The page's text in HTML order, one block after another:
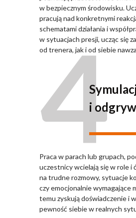
w bezpiecznym środowisku.
pracują nad konkretnymi
schematami działania i
w sytuacjach presji, ucząc się
od trenera, jak i od siebie
4
i
Praca w parach lub grupach,
uczestnicy wcielają się w role i
na trudne rozmowy, sytuacje
czy emocjonalnie wymagające
temu zyskują doświadczenie i
pewność siebie w realnych